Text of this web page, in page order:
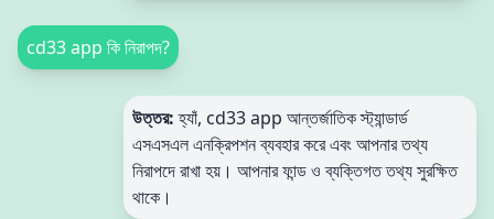
cd33 app কি নিরাপদ?
উত্তর:হ্যাঁ, cd33 app আন্তর্জাতিক স্ট্যান্ডার্ড
এসএসএল এনক্রিপশন ব্যবহার করে এবং আপনার তথ্য
নিরাপদে রাখা হয়। আপনার ফান্ড ও ব্যক্তিগত তথ্য সুরক্ষিত
থাকে।